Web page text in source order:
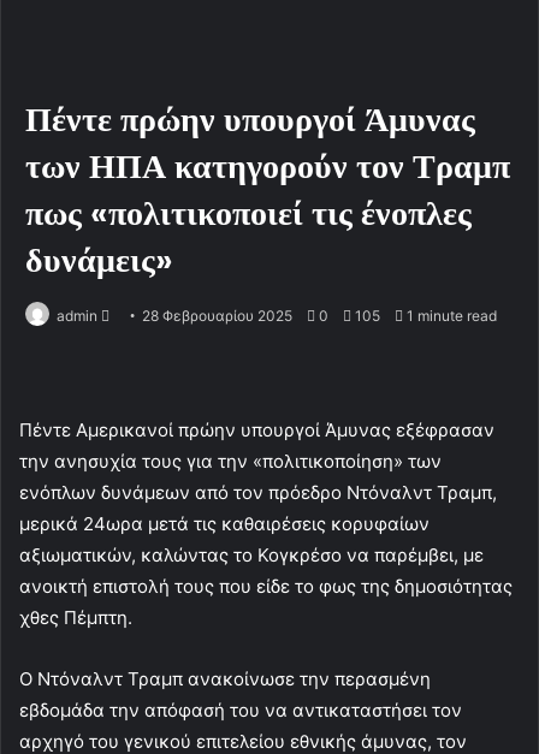
Πέντε πρώην υπουργοί Άμυνας
των ΗΠΑ κατηγορούν τον Τραμπ
πως «πολιτικοποιεί τις ένοπλες
δυνάμεις»
admin
a
n
e
m
a
28 Φεβρουαρίου 2025 0 105 1 minute read
Πέντε Αμερικανοί πρώην υπουργοί Άμυνας εξέφρασαν
την ανησυχία τους για την «πολιτικοποίηση» των
ενόπλων δυνάμεων από τον πρόεδρο Ντόναλντ Τραμπ,
μερικά 24ωρα μετά τις καθαιρέσεις κορυφαίων
αξιωματικών, καλώντας το Κογκρέσο να παρέμβει, με
ανοικτή επιστολή τους που είδε το φως της δημοσιότητας
χθες Πέμπτη.
Ο Ντόναλντ Τραμπ ανακοίνωσε την περασμένη
εβδομάδα την απόφασή του να αντικαταστήσει τον
αρχηγό του γενικού επιτελείου εθνικής άμυνας, τον